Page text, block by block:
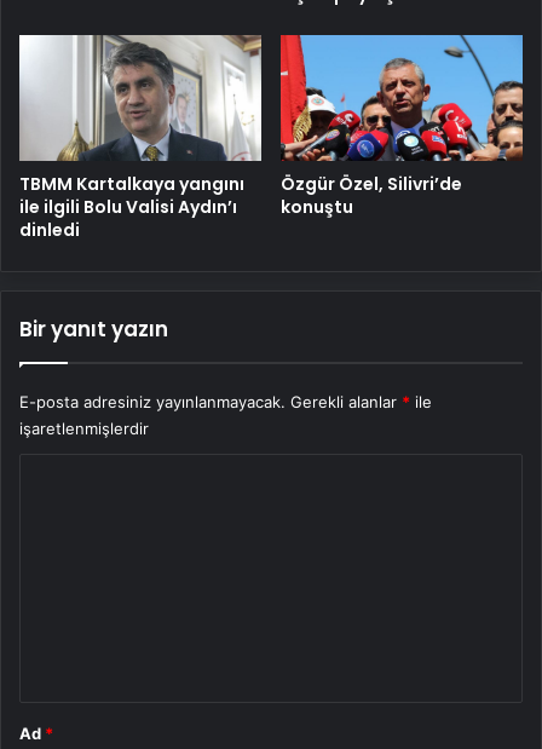
TBMM Kartalkaya yangını
ile ilgili Bolu Valisi Aydın’ı
dinledi
Özgür Özel, Silivri’de
konuştu
Bir yanıt yazın
E-posta adresiniz yayınlanmayacak. Gerekli alanlar * ile
işaretlenmişlerdir
Ad *